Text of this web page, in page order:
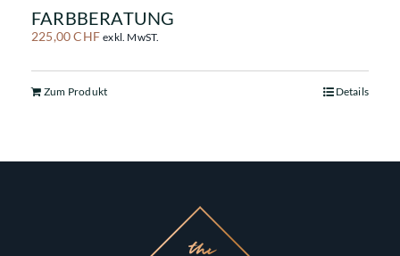
FARBBERATUNG
225,00CHF exkl. MwST.
Zum Produkt Details